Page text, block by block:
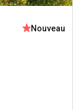
Nouveau